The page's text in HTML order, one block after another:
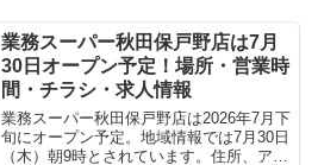
業務スーパー秋田保戸野店は7月
30日オープン予定！場所・営業時
間・チラシ・求人情報
業務スーパー秋田保戸野店は2026年7月下
旬にオープン予定。地域情報では7月30日
（木）朝9時とされています。住所、アク